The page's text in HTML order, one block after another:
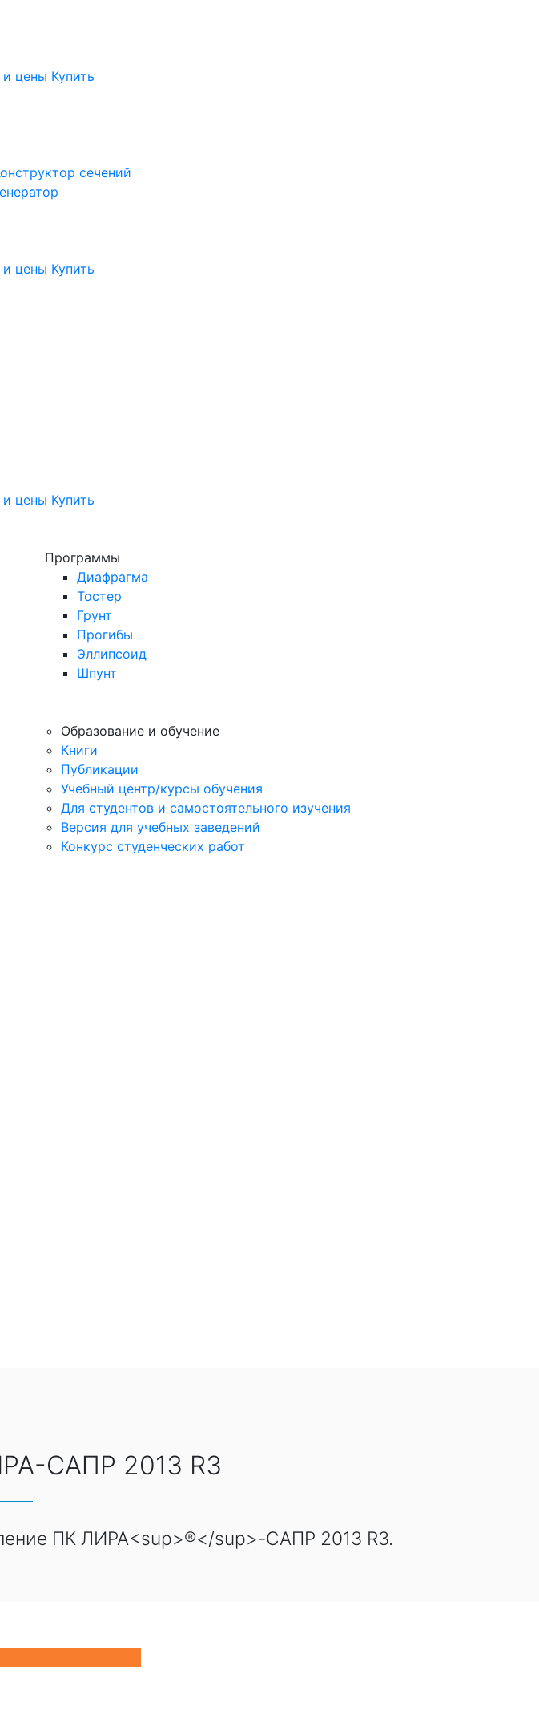
и цены Купить
сечений
и цены Купить
и цены Купить
Программы
Диафрагма
Тостер
Грунт
Прогибы
Эллипсоид
Шпунт
Образование и обучение
Книги
Публикации
Учебный центр/курсы обучения
Для студентов и самостоятельного изучения
Версия для учебных заведений
Конкурс студенческих работ
САПР 2013 R3
ПК ЛИРА<sup>®</sup>-САПР 2013 R3.